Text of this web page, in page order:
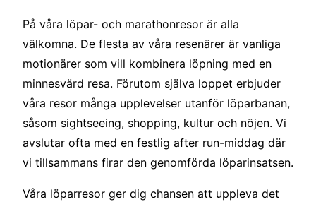
På våra löpar- och marathonresor är alla
välkomna. De flesta av våra resenärer är vanliga
motionärer som vill kombinera löpning med en
minnesvärd resa. Förutom själva loppet erbjuder
våra resor många upplevelser utanför löparbanan,
såsom sightseeing, shopping, kultur och nöjen. Vi
avslutar ofta med en festlig after run-middag där
vi tillsammans firar den genomförda löparinsatsen.
Våra löparresor ger dig chansen att uppleva det